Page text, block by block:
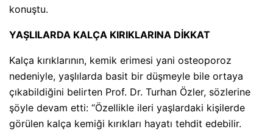
konuştu.
YAŞLILARDA KALÇA KIRIKLARINA DİKKAT
Kalça kırıklarının, kemik erimesi yani osteoporoz
nedeniyle, yaşlılarda basit bir düşmeyle bile ortaya
çıkabildiğini belirten Prof. Dr. Turhan Özler, sözlerine
şöyle devam etti: “Özellikle ileri yaşlardaki kişilerde
görülen kalça kemiği kırıkları hayatı tehdit edebilir.